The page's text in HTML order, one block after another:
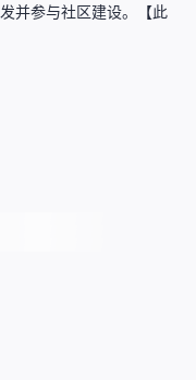
并参与社区建设。【此